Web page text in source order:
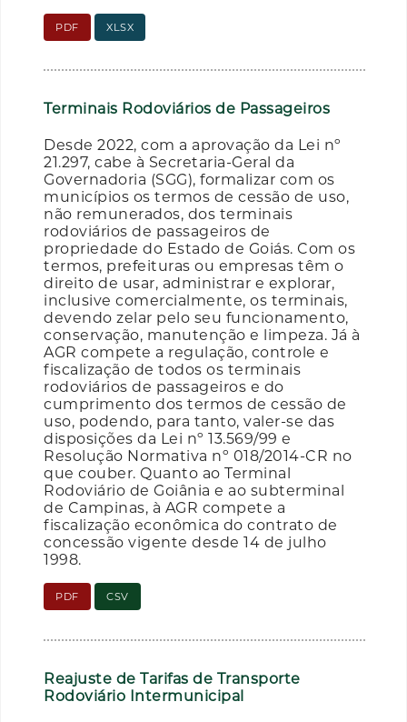
PDF XLSX
Terminais Rodoviários de Passageiros
Desde 2022, com a aprovação da Lei nº
21.297, cabe à Secretaria-Geral da
Governadoria (SGG), formalizar com os
municípios os termos de cessão de uso,
não remunerados, dos terminais
rodoviários de passageiros de
propriedade do Estado de Goiás. Com os
termos, prefeituras ou empresas têm o
direito de usar, administrar e explorar,
inclusive comercialmente, os terminais,
devendo zelar pelo seu funcionamento,
conservação, manutenção e limpeza. Já à
AGR compete a regulação, controle e
fiscalização de todos os terminais
rodoviários de passageiros e do
cumprimento dos termos de cessão de
uso, podendo, para tanto, valer-se das
disposições da Lei nº 13.569/99 e
Resolução Normativa nº 018/2014-CR no
que couber. Quanto ao Terminal
Rodoviário de Goiânia e ao subterminal
de Campinas, à AGR compete a
fiscalização econômica do contrato de
concessão vigente desde 14 de julho
1998.
PDF CSV
Reajuste de Tarifas de Transporte
Rodoviário Intermunicipal